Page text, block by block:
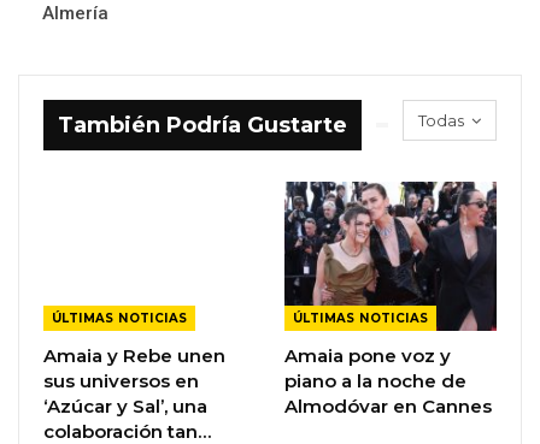
Almería
Todas
También Podría Gustarte
ÚLTIMAS NOTICIAS
Amaia y Rebe unen
sus universos en
‘Azúcar y Sal’, una
colaboración tan…
ÚLTIMAS NOTICIAS
Amaia pone voz y
piano a la noche de
Almodóvar en Cannes